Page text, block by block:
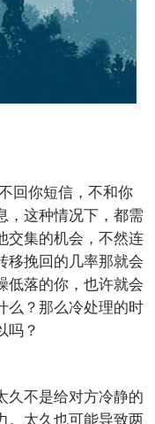
回你短信，不和你
，这种情况下，都需
交集的机会，不然连
移挽回的几率那就会
低落的你，也许就会
么？那么冷处理的时
吗？
久不是给对方冷静的
。太久也可能导致两